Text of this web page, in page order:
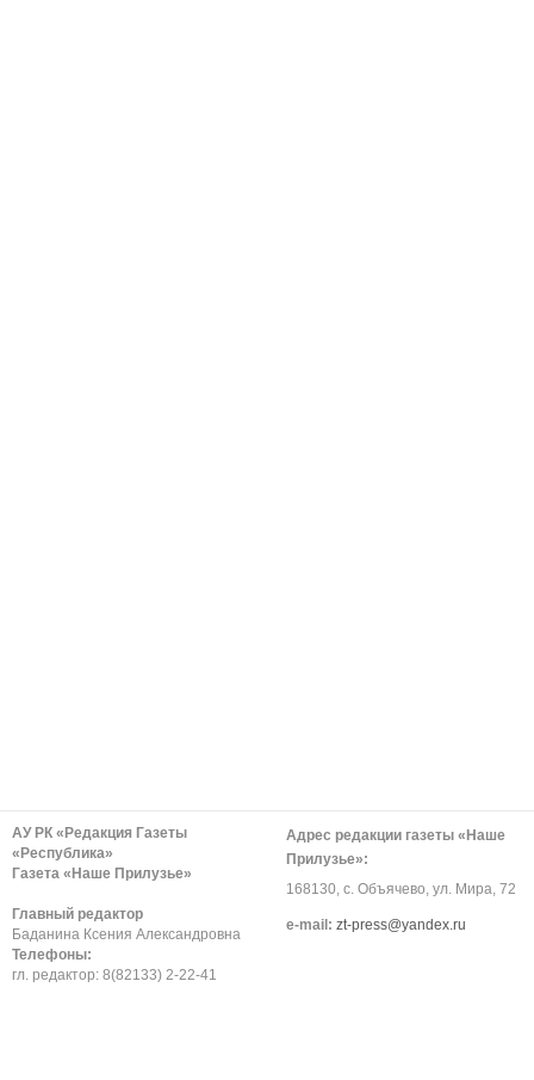
АУ РК «Редакция Газеты
«Республика»
Газета «Наше Прилузье»
Главный редактор
Баданина Ксения Александровна
Телефоны:
гл. редактор: 8(82133) 2-22-41
Адрес редакции газеты «Наше
Прилузье»:
168130, с. Объячево, ул. Мира, 72
е-mail: zt-press@yandex.ru